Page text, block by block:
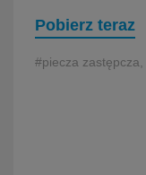
Pobierz teraz
#piecza